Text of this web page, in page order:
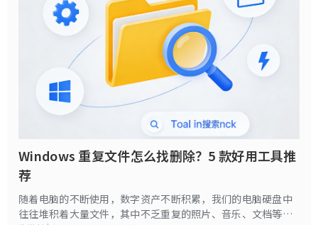
Windows 重复文件怎么找删除？5 款好用工具推
荐
随着电脑的不断使用，数字资产不断积累，我们的电脑硬盘中
往往堆积着大量文件，其中不乏重复的照片、音乐、文档等。